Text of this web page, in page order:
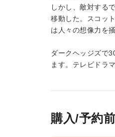
しかし、敵対する
移動した。スコッ
は人々の想像力を
ダークヘッジズで
ます。テレビドラ
購入/予約